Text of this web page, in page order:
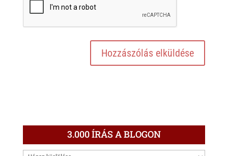
3.000 ÍRÁS A BLOGON